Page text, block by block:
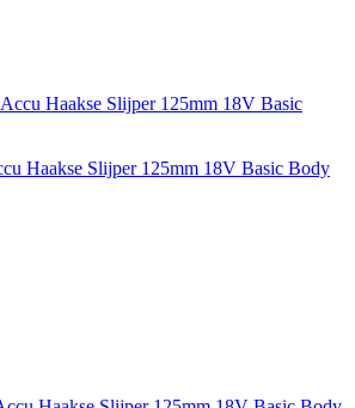
Haakse Slijper 125mm 18V Basic Body